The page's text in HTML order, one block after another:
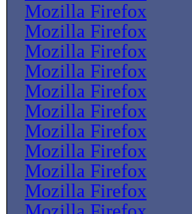
Mozilla Firefox
Mozilla Firefox
Mozilla Firefox
Mozilla Firefox
Mozilla Firefox
Mozilla Firefox
Mozilla Firefox
Mozilla Firefox
Mozilla Firefox
Mozilla Firefox